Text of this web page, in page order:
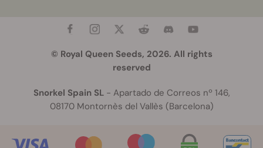
© Royal Queen Seeds, 2026. All rights
reserved
Snorkel Spain SL- Apartado de Correos nº 146,
08170 Montornès del Vallès (Barcelona)